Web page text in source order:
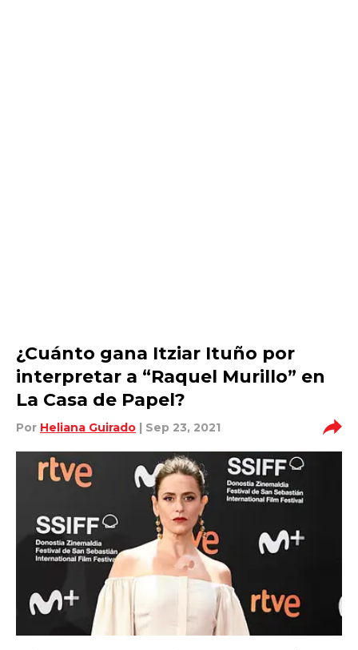
¿Cuánto gana Itziar Ituño por
interpretar a “Raquel Murillo” en
La Casa de Papel?
Por Heliana Guirado | Sep 23, 2021